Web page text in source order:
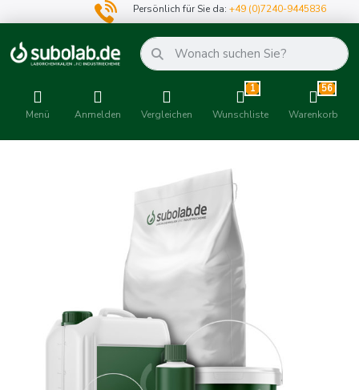
Persönlich für Sie da:+49 (0)7240-9445836
Menü Anmelden Vergleichen
1
Wunschliste
56
Warenkorb